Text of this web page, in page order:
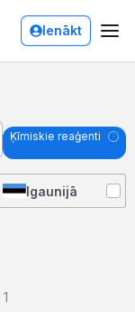
Ienākt
Ķīmiskie reaģenti
Igaunijā
1